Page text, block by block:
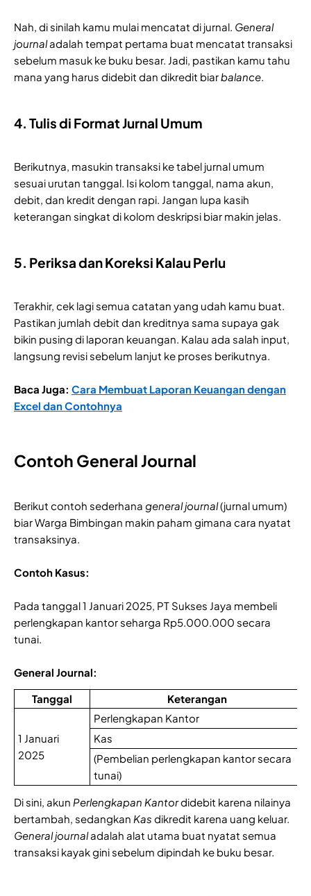
Nah, di sinilah kamu mulai mencatat di jurnal. General
journaladalah tempat pertama buat mencatat transaksi
sebelum masuk ke buku besar. Jadi, pastikan kamu tahu
mana yang harus didebit dan dikredit biarbalance.
4. Tulis di Format Jurnal Umum
Berikutnya, masukin transaksi ke tabel jurnal umum
sesuai urutan tanggal. Isi kolom tanggal, nama akun,
debit, dan kredit dengan rapi. Jangan lupa kasih
keterangan singkat di kolom deskripsi biar makin jelas.
5. Periksa dan Koreksi Kalau Perlu
Terakhir, cek lagi semua catatan yang udah kamu buat.
Pastikan jumlah debit dan kreditnya sama supaya gak
bikin pusing di laporan keuangan. Kalau ada salah input,
langsung revisi sebelum lanjut ke proses berikutnya.
Baca Juga: Cara Membuat Laporan Keuangan dengan
Excel dan Contohnya
Contoh General Journal
Berikut contoh sederhana general journal(jurnal umum)
biar Warga Bimbingan makin paham gimana cara nyatat
transaksinya.
Contoh Kasus:
Pada tanggal 1 Januari 2025, PT Sukses Jaya membeli
perlengkapan kantor seharga Rp5.000.000 secara
tunai.
General Journal:
Tanggal
Keterangan
1 Januari
2025
Perlengkapan Kantor
Kas
(Pembelian perlengkapan kantor secara
tunai)
Di sini, akun Perlengkapan Kantordidebit karena nilainya
bertambah, sedangkan Kas dikredit karena uang keluar.
General journaladalah alat utama buat nyatat semua
transaksi kayak gini sebelum dipindah ke buku besar.